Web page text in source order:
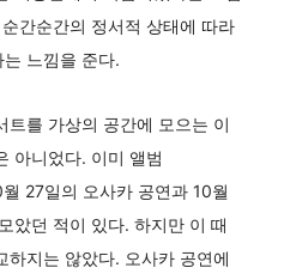
간순간의 정서적 상태에 따라
느낌을 준다.
트를 가상의 공간에 모으는 이
아니었다. 이미 앨범
27일의 오사카 공연과 10월
았던 적이 있다. 하지만 이 때
하지는 않았다. 오사카 공연에